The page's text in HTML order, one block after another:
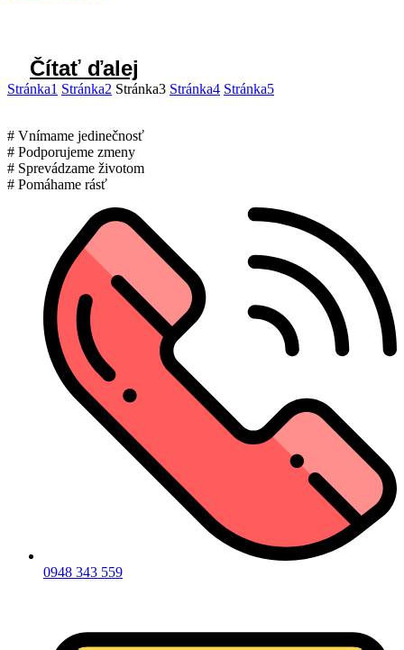
Čítať ďalej
Stránka1 Stránka2 Stránka3 Stránka4 Stránka5
# Vnímame jedinečnosť
# Podporujeme zmeny
# Sprevádzame životom
# Pomáhame rásť
0948 343 559